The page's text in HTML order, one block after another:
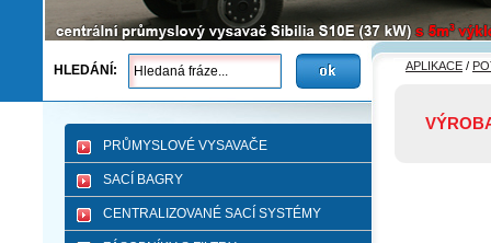
HLEDÁNÍ:
PRŮMYSLOVÉ VYSAVAČE
SACÍ BAGRY
CENTRALIZOVANÉ SACÍ SYSTÉMY
APLIKACE /